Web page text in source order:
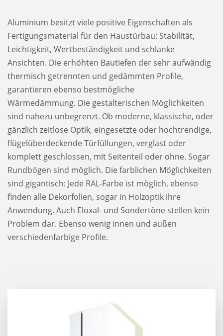
Aluminium besitzt viele positive Eigenschaften als
Fertigungsmaterial für den Haustürbau: Stabilität,
Leichtigkeit, Wertbeständigkeit und schlanke
Ansichten. Die erhöhten Bautiefen der sehr aufwändig
thermisch getrennten und gedämmten Profile,
garantieren ebenso bestmögliche
Wärmedämmung. Die gestalterischen Möglichkeiten
sind nahezu unbegrenzt. Ob moderne, klassische, oder
gänzlich zeitlose Optik, eingesetzte oder hochtrendige,
flügelüberdeckende Türfüllungen, verglast oder
komplett geschlossen, mit Seitenteil oder ohne. Sogar
Rundbögen sind möglich. Die farblichen Möglichkeiten
sind gigantisch: Jede RAL-Farbe ist möglich, ebenso
finden alle Dekorfolien, sogar in Holzoptik ihre
Anwendung. Auch Eloxal- und Sondertöne stellen kein
Problem dar. Ebenso wenig innen und außen
verschiedenfarbige Profile.